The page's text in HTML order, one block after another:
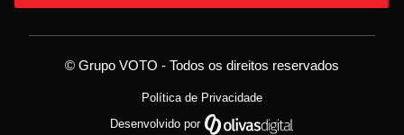
© Grupo VOTO - Todos os direitos reservados
Política de Privacidade
Desenvolvido por